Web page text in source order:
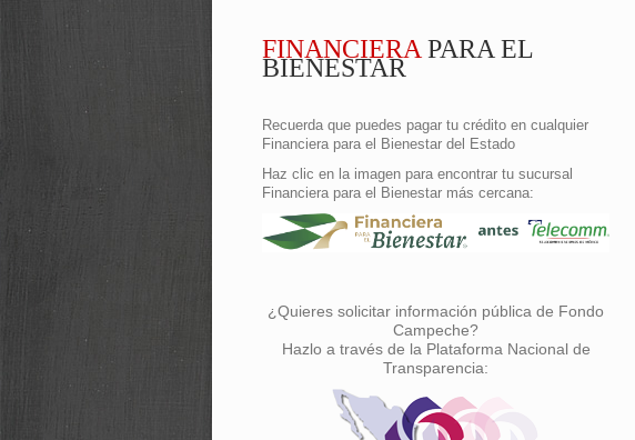
FINANCIERA PARA EL
BIENESTAR
Recuerda que puedes pagar tu crédito en cualquier
Financiera para el Bienestar del Estado
Haz clic en la imagen para encontrar tu sucursal
Financiera para el Bienestar más cercana:
¿Quieres solicitar información pública de Fondo
Campeche?
Hazlo a través de la Plataforma Nacional de
Transparencia: